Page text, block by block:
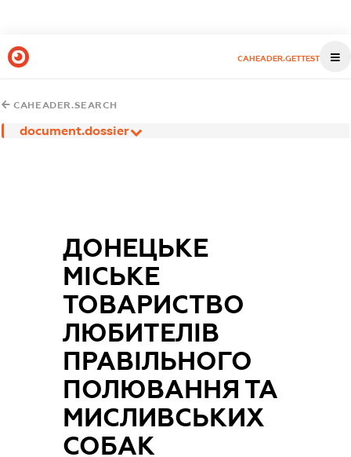
CAHEADER.GETTEST
CAHEADER.SEARCH
document.dossier
ДОНЕЦЬКЕ
МІСЬКЕ
ТОВАРИСТВО
ЛЮБИТЕЛІВ
ПРАВІЛЬНОГО
ПОЛЮВАННЯ ТА
МИСЛИВСЬКИХ
СОБАК